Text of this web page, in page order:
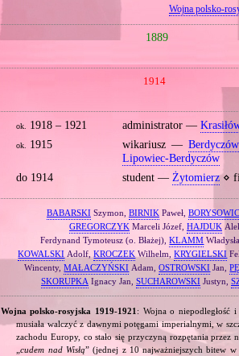
Wojna
1889
1914
ok. 1918 – 1921 administrator —
ok. 1915 wikariusz —Berdyczów
Lipowiec‐Berdyczów
do 1914
student — Żytomierz⋄
BABARSKISzymon, BIRNIKPaweł,
GREGORCZYKMarceli Józef, HAJDUK
Ferdynand Tymoteusz (o. Błażej),KLAMM
KOWALSKI Adolf,KROCZEK Wilhelm,KRYGIELSKI
Wincenty,MAŁACZYŃSKI Adam,OSTROWSKI Jan,
SKORUPKA Ignacy Jan, SUCHAROWSKI Justyn,
Wojna polsko‐rosyjska 1919‐1921 : Wojna o niepodległość
musiała walczyć z dawnymi potęgami imperialnymi, w
zachodu Europy, co stało się przyczyną rozpętania
„cudem nad Wisłą” (jednej z 10 najważniejszych bitew